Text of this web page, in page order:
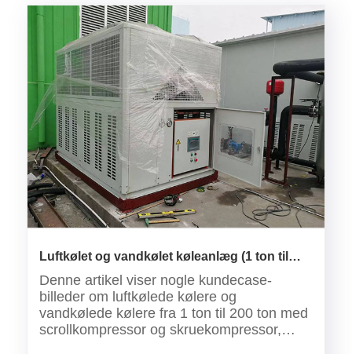
Luftkølet og vandkølet køleanlæg (1 ton til
200 ton) kundecase
Denne artikel viser nogle kundecase-
billeder om luftkølede kølere og
vandkølede kølere fra 1 ton til 200 ton med
scrollkompressor og skruekompressor,